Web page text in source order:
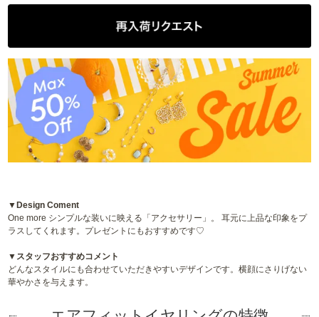
▼Design Coment
One more シンプルな装いに映える「アクセサリー」。 耳元に上品な印象をプ
ラスしてくれます。プレゼントにもおすすめです♡
▼スタッフおすすめコメント
どんなスタイルにも合わせていただきやすいデザインです。横顔にさりげない
華やかさを与えます。